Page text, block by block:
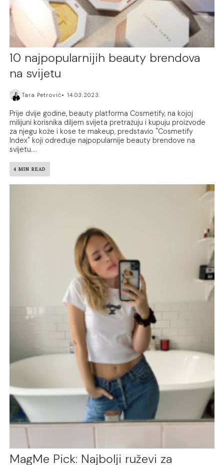
10 najpopularnijih beauty brendova
na svijetu
Tara Petrović 14.03.2023.
Prije dvije godine, beauty platforma Cosmetify, na kojoj
milijuni korisnika diljem svijeta pretražuju i kupuju proizvode
za njegu kože i kose te makeup, predstavio "Cosmetify
Index" koji određuje najpopularnije beauty brendove na
svijetu....
4 MIN READ
MagMe Pick: Najbolji ruževi za